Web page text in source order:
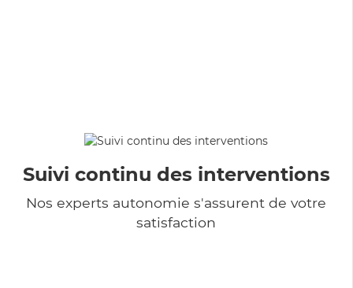
Suivi continu des interventions
Nos experts autonomie s'assurent de votre
satisfaction